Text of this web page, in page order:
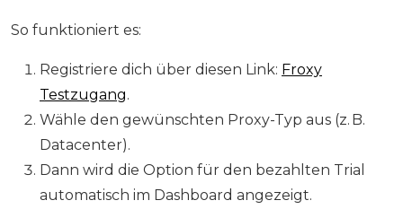
So funktioniert es:
Registriere dich über diesen Link: Froxy
Testzugang.
Wähle den gewünschten Proxy-Typ aus (z. B.
Datacenter).
Dann wird die Option für den bezahlten Trial
automatisch im Dashboard angezeigt.